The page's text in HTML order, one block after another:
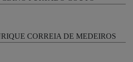
CORREIA DE MEDEIROS